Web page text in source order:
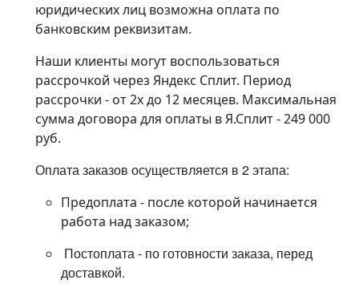
юридических лиц возможна оплата по
банковским реквизитам.
Наши клиенты могут воспользоваться
рассрочкой через Яндекс Сплит. Период
рассрочки - от 2х до 12 месяцев. Максимальная
сумма договора для оплаты в Я.Сплит - 249 000
руб.
Оплата заказов осуществляется в 2 этапа:
Предоплата - после которой начинается
работа над заказом;
Постоплата - по готовности заказа, перед
доставкой.